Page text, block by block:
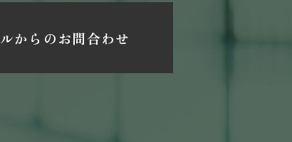
からのお問合わせ